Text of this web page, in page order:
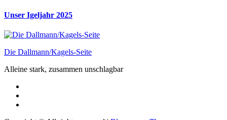
Unser Igeljahr 2025
Die Dallmann/Kagels-Seite
Alleine stark, zusammen unschlagbar